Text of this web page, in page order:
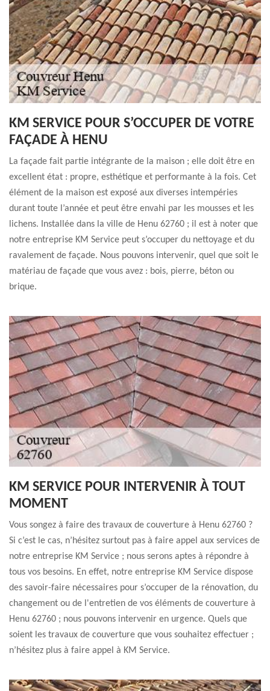
KM SERVICE POUR S’OCCUPER DE VOTRE
FAÇADE À HENU
La façade fait partie intégrante de la maison ; elle doit être en
excellent état : propre, esthétique et performante à la fois. Cet
élément de la maison est exposé aux diverses intempéries
durant toute l’année et peut être envahi par les mousses et les
lichens. Installée dans la ville de Henu 62760 ; il est à noter que
notre entreprise KM Service peut s’occuper du nettoyage et du
ravalement de façade. Nous pouvons intervenir, quel que soit le
matériau de façade que vous avez : bois, pierre, béton ou
brique.
KM SERVICE POUR INTERVENIR À TOUT
MOMENT
Vous songez à faire des travaux de couverture à Henu 62760 ?
Si c’est le cas, n’hésitez surtout pas à faire appel aux services de
notre entreprise KM Service ; nous serons aptes à répondre à
tous vos besoins. En effet, notre entreprise KM Service dispose
des savoir-faire nécessaires pour s’occuper de la rénovation, du
changement ou de l'entretien de vos éléments de couverture à
Henu 62760 ; nous pouvons intervenir en urgence. Quels que
soient les travaux de couverture que vous souhaitez effectuer ;
n’hésitez plus à faire appel à KM Service.